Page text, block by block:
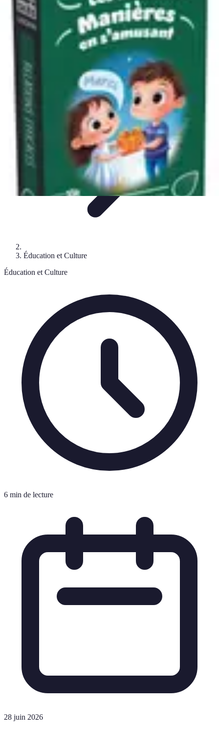
Aventures Ado
Activités Aventure
Organisation d'AventuresPlanification
AventureActivités d'AventureAventure et Nature
Éducation et Culture
Éducation et Culture
6 min de lecture
28 juin 2026